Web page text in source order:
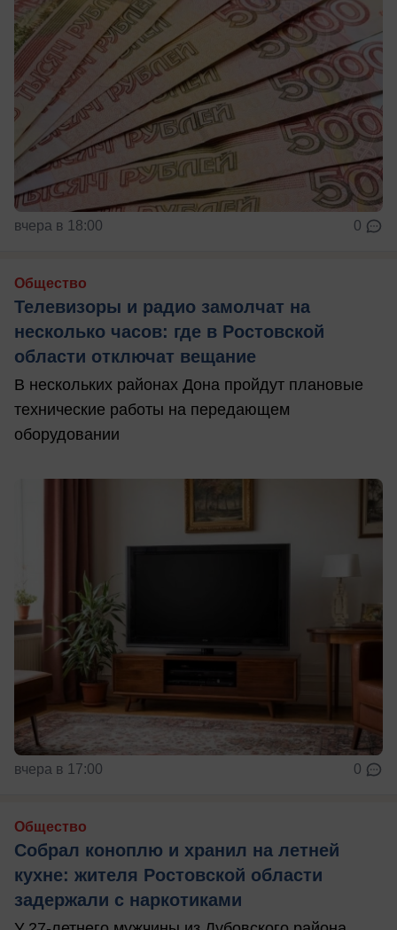
вчера в 18:00 0
Общество
Телевизоры и радио замолчат на
несколько часов: где в Ростовской
области отключат вещание
В нескольких районах Дона пройдут плановые
технические работы на передающем
оборудовании
вчера в 17:00 0
Общество
Собрал коноплю и хранил на летней
кухне: жителя Ростовской области
задержали с наркотиками